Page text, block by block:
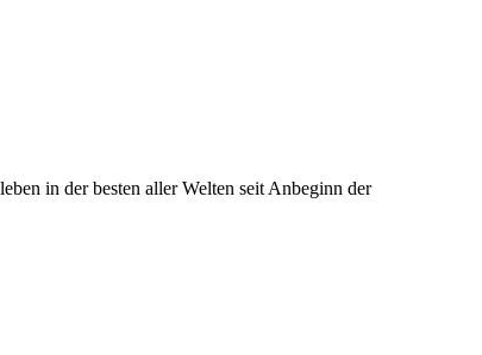
in der besten aller Welten seit Anbeginn der